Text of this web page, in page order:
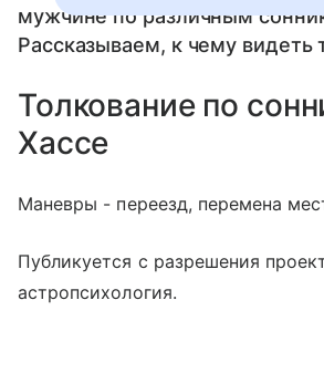
мужчине по различным
Рассказываем, к чему видеть
Толкование по
Хассе
Маневры - переезд, перемена
Публикуется с разрешения
астропсихология.